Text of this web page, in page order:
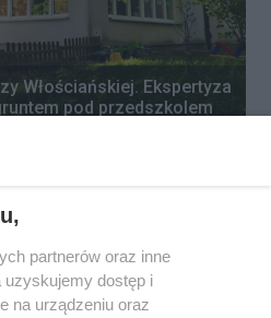
Włościańskiej. Ekspertyza
pod przedszkolem
partnerów oraz inne
uzyskujemy dostęp i
na urządzeniu oraz